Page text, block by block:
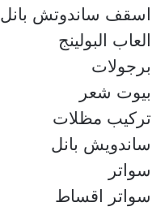
اسقف ساندوتش بانل
العاب البولينج
برجولات
بيوت شعر
تركيب مظلات
ساندويش بانل
سواتر
سواتر اقساط